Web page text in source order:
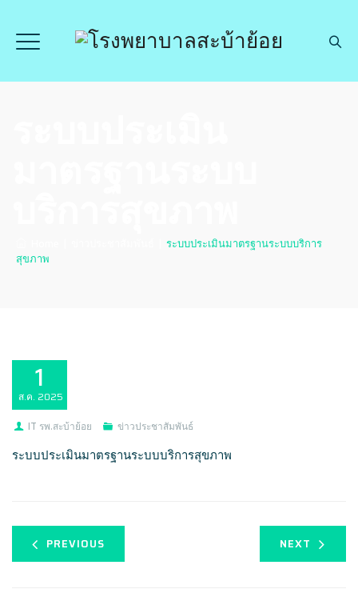
ระบบประเมินมาตรฐานระบบบริการ
สุขภาพ
1
ส.ค. 2025
IT รพ.สะบ้าย้อย ข่าวประชาสัมพันธ์
ระบบประเมินมาตรฐานระบบบริการสุขภาพ
PREVIOUS NEXT